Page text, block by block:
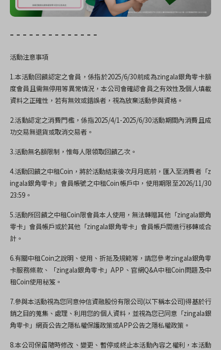
- - - - - - - - - - - - - -
活動注意事項
1.本活動回饋認定之會員，係指於2025/6/30前成為zingala銀角零卡額
度會員且需無停用等異常情況，本公司會確認會員之有效性及個人填載
資料之正確性，若有無效或錯誤者，視為放棄活動參與資格。
2.活動認定之消費門檻，係指2025/4/1-2025/6/30活動期間內消費且成
功交易無退貨或取消交易者。
3.活動無名額限制，惟每人限領取回饋乙次。
4.活動回饋之中租Coin，將於活動結束後次月月底前，匯入至消費者「z
ingala銀角零卡」會員帳號之中租Coin帳戶中，使用期限至2026/11/30
23:59。
5.活動所回饋之中租Coin限會員本人使用，無法轉贈其他「zingala銀角
零卡」會員帳戶或於其他「zingala銀角零卡」會員帳戶間進行移轉或合
計。
6.有關中租Coin之說明、使用、折抵及規範等，請您參考zingala銀角零
卡服務條款、「zingala銀角零卡」APP、官網Q&A中租Coin問題及中
租Coin使用秘笈。
7.參與本活動視為您同意仲信資融股份有限公司(以下稱本公司)得基於行
銷之目的蒐集、處理、利用您的個人資料，並視為您已同意「zingala銀
角零卡」網頁公告之隱私權保護政策或APP公告之隱私權政策。
8.本公司保留隨時修改、變更、暫停或終止本活動內容之權利，本活動